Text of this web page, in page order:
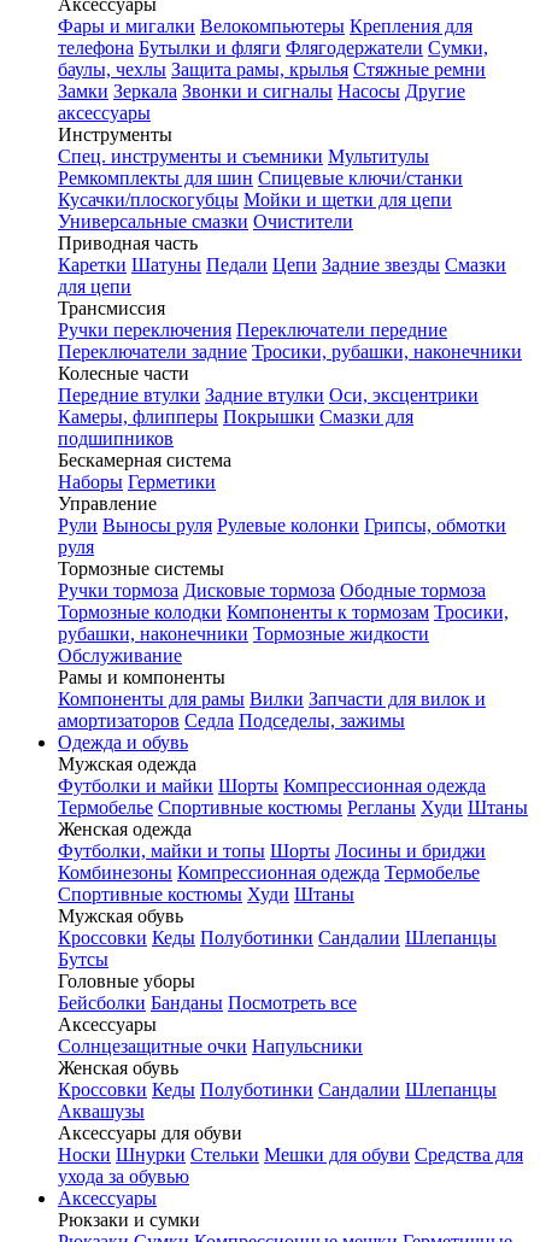
Аксессуары
Фары и мигалки Велокомпьютеры Крепления для
телефона Бутылки и фляги Флягодержатели Сумки,
баулы, чехлы Защита рамы, крылья Стяжные ремни
Замки Зеркала Звонки и сигналы Насосы Другие
аксессуары
Инструменты
Спец. инструменты и съемники Мультитулы
Ремкомплекты для шин Спицевые ключи/станки
Кусачки/плоскогубцы Мойки и щетки для цепи
Универсальные смазки Очистители
Приводная часть
Каретки Шатуны Педали Цепи Задние звезды Смазки
для цепи
Трансмиссия
Ручки переключения Переключатели передние
Переключатели задние Тросики, рубашки, наконечники
Колесные части
Передние втулки Задние втулки Оси, эксцентрики
Камеры, флипперы Покрышки Смазки для
подшипников
Бескамерная система
Наборы Герметики
Управление
Рули Выносы руля Рулевые колонки Грипсы, обмотки
руля
Тормозные системы
Ручки тормоза Дисковые тормоза Ободные тормоза
Тормозные колодки Компоненты к тормозам Тросики,
рубашки, наконечники Тормозные жидкости
Обслуживание
Рамы и компоненты
Компоненты для рамы Вилки Запчасти для вилок и
амортизаторов Седла Подседелы, зажимы
Одежда и обувь
Мужская одежда
Футболки и майки Шорты Компрессионная одежда
Термобелье Спортивные костюмы Регланы Худи Штаны
Женская одежда
Футболки, майки и топы Шорты Лосины и бриджи
Комбинезоны Компрессионная одежда Термобелье
Спортивные костюмы Худи Штаны
Мужская обувь
Кроссовки Кеды Полуботинки Сандалии Шлепанцы
Бутсы
Головные уборы
Бейсболки Банданы Посмотреть все
Аксессуары
Солнцезащитные очки Напульсники
Женская обувь
Кроссовки Кеды Полуботинки Сандалии Шлепанцы
Аквашузы
Аксессуары для обуви
Носки Шнурки Стельки Мешки для обуви Средства для
ухода за обувью
Аксессуары
Рюкзаки и сумки